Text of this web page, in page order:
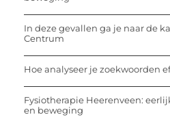
In deze gevallen ga je naar de
Centrum
Hoe analyseer je zoekwoorden
Fysiotherapie Heerenveen:
en beweging